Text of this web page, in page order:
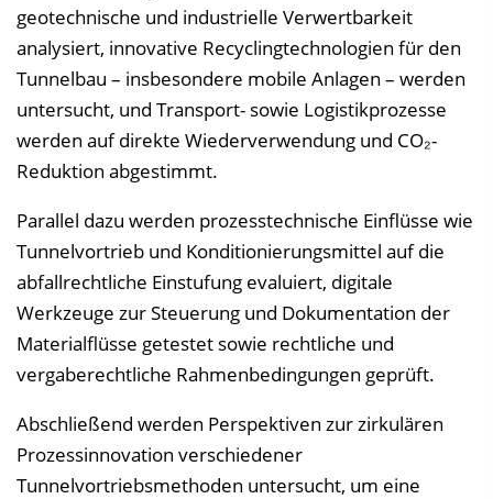
geotechnische und industrielle Verwertbarkeit
analysiert, innovative Recyclingtechnologien für den
Tunnelbau – insbesondere mobile Anlagen – werden
untersucht, und Transport- sowie Logistikprozesse
werden auf direkte Wiederverwendung und CO₂-
Reduktion abgestimmt.
Parallel dazu werden prozesstechnische Einflüsse wie
Tunnelvortrieb und Konditionierungsmittel auf die
abfallrechtliche Einstufung evaluiert, digitale
Werkzeuge zur Steuerung und Dokumentation der
Materialflüsse getestet sowie rechtliche und
vergaberechtliche Rahmenbedingungen geprüft.
Abschließend werden Perspektiven zur zirkulären
Prozessinnovation verschiedener
Tunnelvortriebsmethoden untersucht, um eine